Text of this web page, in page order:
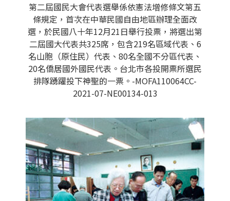
第二屆國民大會代表選舉係依憲法增修條文第五
條規定，首次在中華民國自由地區辦理全面改
選，於民國八十年12月21日舉行投票，將選出第
二屆國大代表共325席，包含219名區域代表、6
名山胞（原住民）代表、80名全國不分區代表、
20名僑居國外國民代表。台北市各投開票所選民
排隊踴躍投下神聖的一票。-MOFA110064CC-
2021-07-NE00134-013